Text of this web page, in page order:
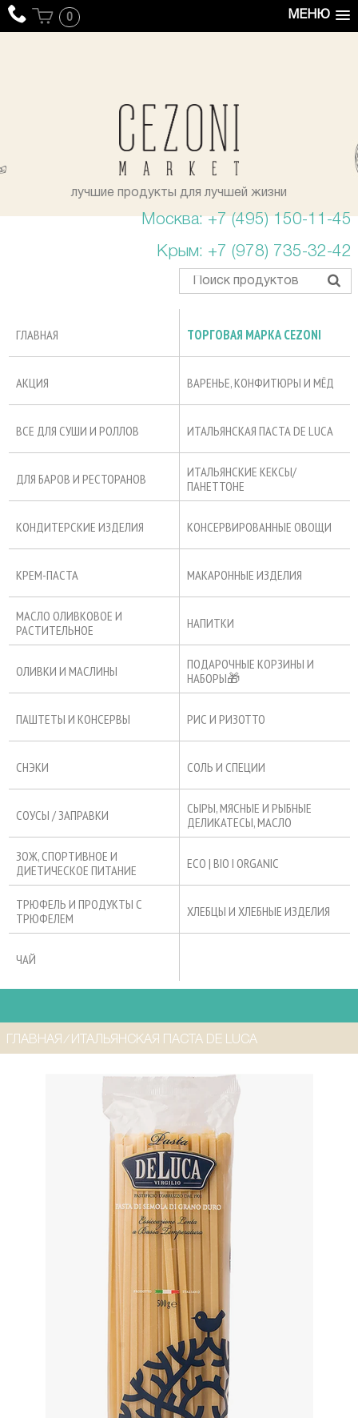
МЕНЮ
0
лучшие продукты для лучшей жизни
Москва: +7 (495) 150-11-45
Крым: +7 (978) 735-32-42
ГЛАВНАЯ ТОРГОВАЯ МАРКА CEZONI
АКЦИЯ ВАРЕНЬЕ, КОНФИТЮРЫ И МЁД
ВСЕ ДЛЯ СУШИ И РОЛЛОВ ИТАЛЬЯНСКАЯ ПАСТА DE LUCA
ДЛЯ БАРОВ И РЕСТОРАНОВ
ИТАЛЬЯНСКИЕ КЕКСЫ/
ПАНЕТТОНЕ
КОНДИТЕРСКИЕ ИЗДЕЛИЯ КОНСЕРВИРОВАННЫЕ ОВОЩИ
КРЕМ-ПАСТА МАКАРОННЫЕ ИЗДЕЛИЯ
МАСЛО ОЛИВКОВОЕ И
РАСТИТЕЛЬНОЕ
НАПИТКИ
ОЛИВКИ И МАСЛИНЫ
ПОДАРОЧНЫЕ КОРЗИНЫ И
НАБОРЫ🎁
ПАШТЕТЫ И КОНСЕРВЫ РИС И РИЗОТТО
СНЭКИ СОЛЬ И СПЕЦИИ
СОУСЫ / ЗАПРАВКИ
СЫРЫ, МЯСНЫЕ И РЫБНЫЕ
ДЕЛИКАТЕСЫ, МАСЛО
ЗОЖ, СПОРТИВНОЕ И
ДИЕТИЧЕСКОЕ ПИТАНИЕ
ECO | BIO I ORGANIC
ТРЮФЕЛЬ И ПРОДУКТЫ С
ТРЮФЕЛЕМ
ХЛЕБЦЫ И ХЛЕБНЫЕ ИЗДЕЛИЯ
ЧАЙ
ГЛАВНАЯ ⁄ ИТАЛЬЯНСКАЯ ПАСТА DE LUCA